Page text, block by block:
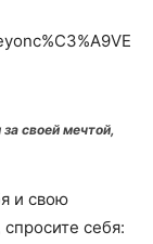
своей мечтой,
и свою
себя: